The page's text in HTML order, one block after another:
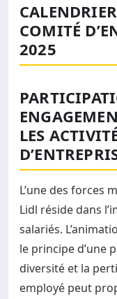
COMITÉ
2025
LES
L’une des forces
Lidl réside dans
salariés.
le principe d’une
diversité et la
employé peut